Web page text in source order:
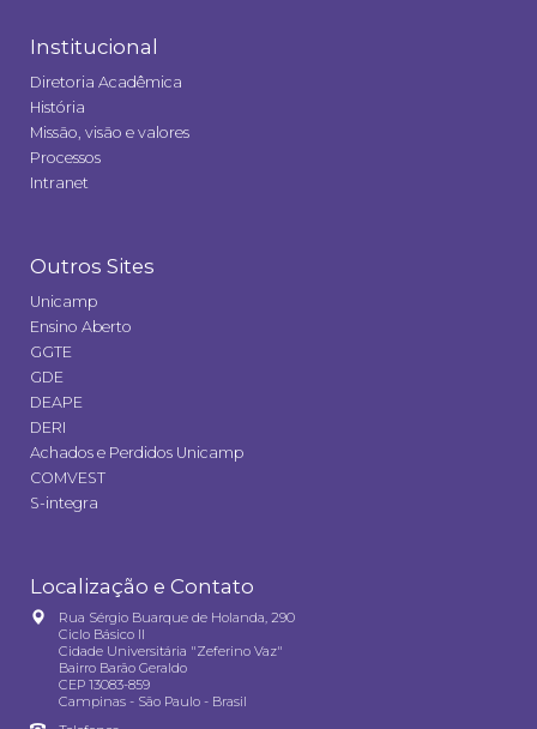
Institucional
Diretoria Acadêmica
História
Missão, visão e valores
Processos
Intranet
Outros Sites
Unicamp
Ensino Aberto
GGTE
GDE
DEAPE
DERI
Achados e Perdidos Unicamp
COMVEST
S-integra
Localização e Contato
Rua Sérgio Buarque de Holanda, 290
Ciclo Básico II
Cidade Universitária "Zeferino Vaz"
Bairro Barão Geraldo
CEP 13083-859
Campinas - São Paulo - Brasil